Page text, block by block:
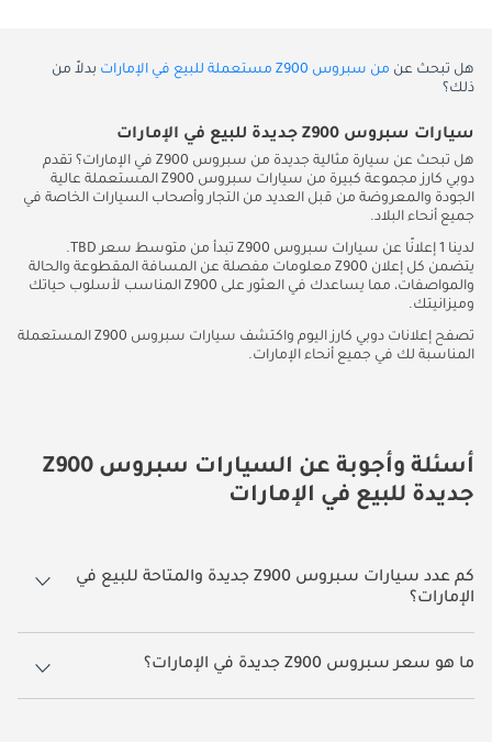
هل تبحث عن من سبروس Z900 مستعملة للبيع في الإمارات
بدلاً من
ذلك؟
سيارات سبروس Z900 جديدة للبيع في الإمارات
هل تبحث عن سيارة مثالية جديدة من سبروس Z900 في الإمارات؟ تقدم
دوبي كارز مجموعة كبيرة من سيارات سبروس Z900 المستعملة عالية
الجودة والمعروضة من قبل العديد من التجار وأصحاب السيارات الخاصة في
جميع أنحاء البلاد.
لدينا 1 إعلانًا عن سيارات سبروس Z900 تبدأ من متوسط سعر TBD.
يتضمن كل إعلان Z900 معلومات مفصلة عن المسافة المقطوعة والحالة
والمواصفات، مما يساعدك في العثور على Z900 المناسب لأسلوب حياتك
وميزانيتك.
تصفح إعلانات دوبي كارز اليوم واكتشف سيارات سبروس Z900 المستعملة
المناسبة لك في جميع أنحاء الإمارات.
أسئلة وأجوبة عن السيارات سبروس Z900
جديدة للبيع في الإمارات
كم عدد سيارات سبروس Z900 جديدة والمتاحة للبيع في
الإمارات؟
1 سيارة سبروس Z900 جديدة متوفرة للبيع في الإمارات.
ما هو سعر سبروس Z900 جديدة في الإمارات؟
يبدأ سعر سيارة سبروس Z900 جديدة في الإمارات TBD.